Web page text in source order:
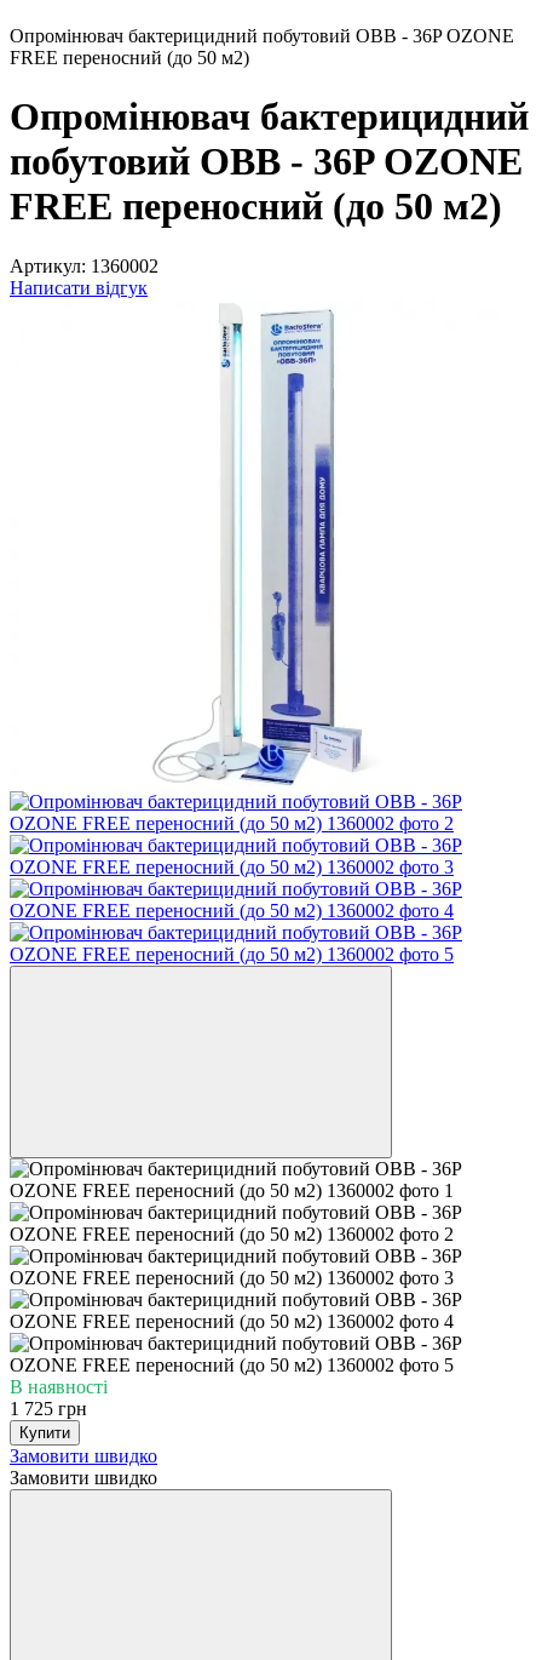
Опромінювач бактерицидний побутовий OBB - 36P OZONE
FREE переносний (до 50 м2)
Опромінювач бактерицидний
побутовий OBB - 36P OZONE
FREE переносний (до 50 м2)
Артикул: 1360002
Написати відгук
В наявності
1 725 грн
Купити
Замовити швидко
Замовити швидко